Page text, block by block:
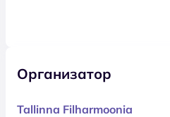
Организатор
Tallinna Filharmoonia